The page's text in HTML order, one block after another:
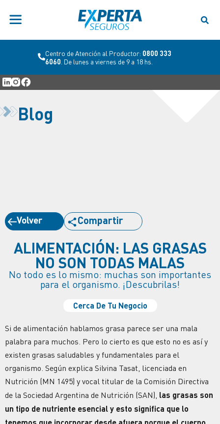
Centro de Atención al Productor: 0800 333
6060 . De lunes a viernes de 9 a 18 hs.
Blog
Volver Compartir
ALIMENTACIÓN: LAS GRASAS
NO SON TODAS MALAS
No todo es lo mismo: muchas son importantes
para el organismo. ¡Descubrilas!
Cerca De Tu Negocio
Si de alimentación hablamos grasa parece ser una mala
palabra para muchos. Pero lo cierto es que esto no es así y
existen grasas saludables y fundamentales para el
organismo. Según explica Silvina Tasat, licenciada en
Nutrición (MN 1495) y vocal titular de la Comisión Directiva
de la Sociedad Argentina de Nutrición (SAN), las grasas son
un tipo de nutriente esencial y esto significa que lo
tenemos que incorporar desde afuera porque el cuerpo